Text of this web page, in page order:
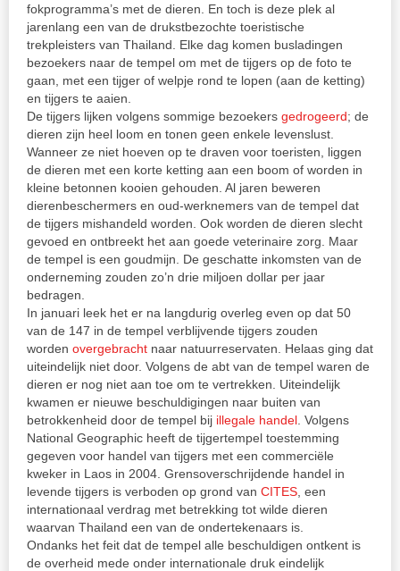
fokprogramma’s met de dieren. En toch is deze plek al
jarenlang een van de drukstbezochte toeristische
trekpleisters van Thailand. Elke dag komen busladingen
bezoekers naar de tempel om met de tijgers op de foto te
gaan, met een tijger of welpje rond te lopen (aan de ketting)
en tijgers te aaien.
De tijgers lijken volgens sommige bezoekers gedrogeerd; de
dieren zijn heel loom en tonen geen enkele levenslust.
Wanneer ze niet hoeven op te draven voor toeristen, liggen
de dieren met een korte ketting aan een boom of worden in
kleine betonnen kooien gehouden. Al jaren beweren
dierenbeschermers en oud-werknemers van de tempel dat
de tijgers mishandeld worden. Ook worden de dieren slecht
gevoed en ontbreekt het aan goede veterinaire zorg. Maar
de tempel is een goudmijn. De geschatte inkomsten van de
onderneming zouden zo’n drie miljoen dollar per jaar
bedragen.
In januari leek het er na langdurig overleg even op dat 50
van de 147 in de tempel verblijvende tijgers zouden
worden overgebracht naar natuurreservaten. Helaas ging dat
uiteindelijk niet door. Volgens de abt van de tempel waren de
dieren er nog niet aan toe om te vertrekken. Uiteindelijk
kwamen er nieuwe beschuldigingen naar buiten van
betrokkenheid door de tempel bij illegale handel . Volgens
National Geographic heeft de tijgertempel toestemming
gegeven voor handel van tijgers met een commerciële
kweker in Laos in 2004. Grensoverschrijdende handel in
levende tijgers is verboden op grond van CITES , een
internationaal verdrag met betrekking tot wilde dieren
waarvan Thailand een van de ondertekenaars is.
Ondanks het feit dat de tempel alle beschuldigen ontkent is
de overheid mede onder internationale druk eindelijk